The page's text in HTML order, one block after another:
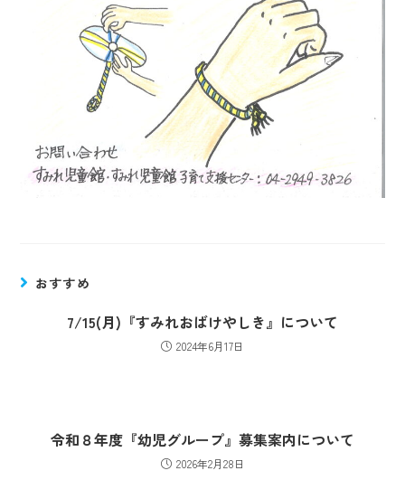
おすすめ
7/15(月)『すみれおばけやしき』について
2024年6月17日
令和８年度『幼児グループ』募集案内について
2026年2月28日